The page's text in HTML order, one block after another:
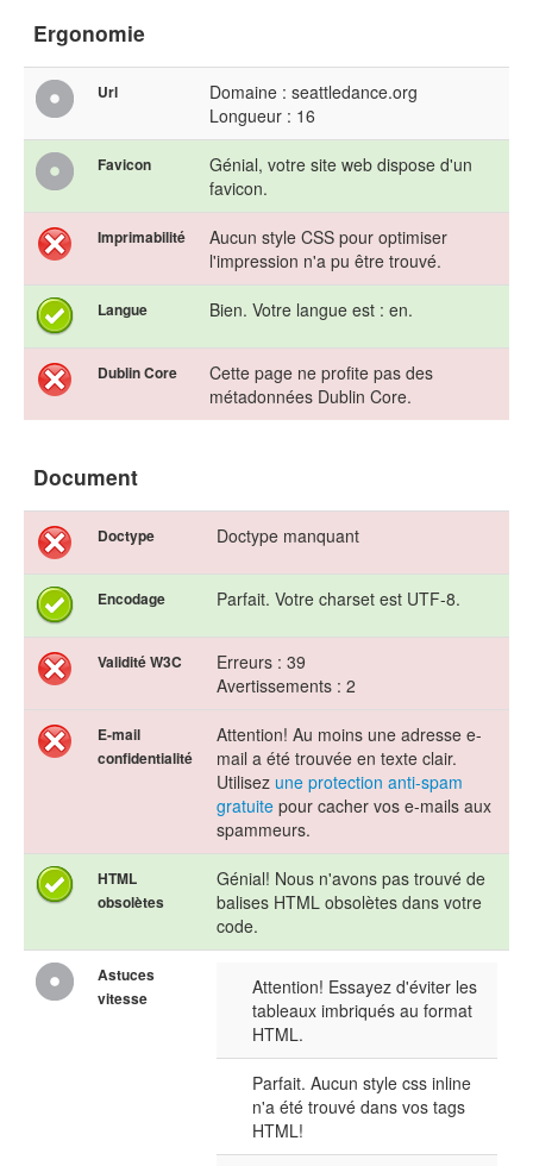
Ergonomie
Url
Domaine : seattledance.org
Longueur : 16
Favicon
Génial, votre site web dispose d'un
favicon.
Imprimabilité
Aucun style CSS pour optimiser
l'impression n'a pu être trouvé.
Langue Bien. Votre langue est : en.
Dublin Core
Cette page ne profite pas des
métadonnées Dublin Core.
Document
Doctype Doctype manquant
Encodage Parfait. Votre charset est UTF-8.
Validité W3C
Erreurs : 39
Avertissements : 2
E-mail
confidentialité
Attention! Au moins une adresse e-
mail a été trouvée en texte clair.
Utilisez une protection anti-spam
gratuite pour cacher vos e-mails aux
spammeurs.
HTML
obsolètes
Génial! Nous n'avons pas trouvé de
balises HTML obsolètes dans votre
code.
Astuces
vitesse
Attention! Essayez d'éviter les
tableaux imbriqués au format
HTML.
Parfait. Aucun style css inline
n'a été trouvé dans vos tags
HTML!